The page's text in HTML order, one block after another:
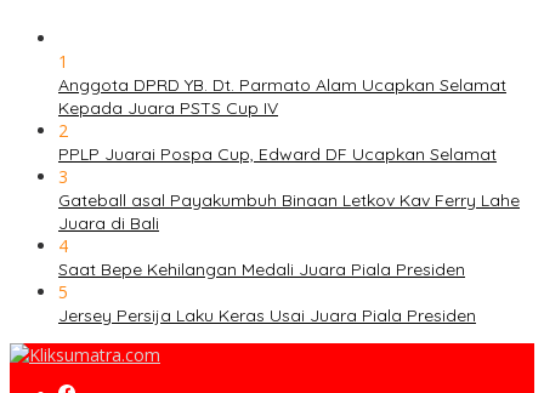
1
Anggota DPRD YB. Dt. Parmato Alam Ucapkan Selamat
Kepada Juara PSTS Cup IV
2
PPLP Juarai Pospa Cup, Edward DF Ucapkan Selamat
3
Gateball asal Payakumbuh Binaan Letkov Kav Ferry Lahe
Juara di Bali
4
Saat Bepe Kehilangan Medali Juara Piala Presiden
5
Jersey Persija Laku Keras Usai Juara Piala Presiden